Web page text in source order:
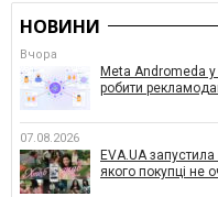
НОВИНИ
Вчора
Meta Andromeda у
робити
07.08.2026
EVA.UA
якого покупці не